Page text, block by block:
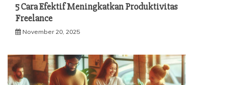
5 Cara Efektif Meningkatkan Produktivitas
Freelance
November 20, 2025